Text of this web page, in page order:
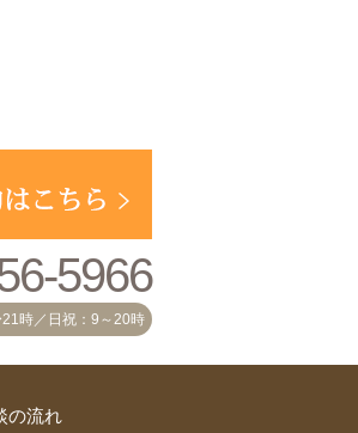
5966
時／日祝：9～20時
の流れ